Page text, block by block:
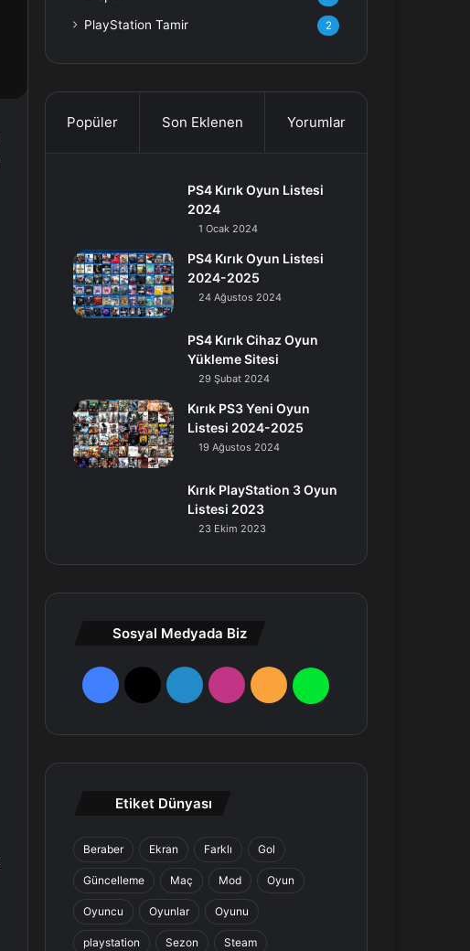
PlayStation Tamir 2
Popüler Son Eklenen Yorumlar
PS4 Kırık Oyun Listesi
2024
1 Ocak 2024
PS4 Kırık Oyun Listesi
2024-2025
24 Ağustos 2024
PS4 Kırık Cihaz Oyun
Yükleme Sitesi
29 Şubat 2024
Kırık PS3 Yeni Oyun
Listesi 2024-2025
19 Ağustos 2024
Kırık PlayStation 3 Oyun
Listesi 2023
23 Ekim 2023
Sosyal Medyada Biz
F
e
k
X
L
n
a
R
W
a
Etiket Dünyası
Beraber Ekran Farklı Gol
Güncelleme Maç Mod Oyun
Oyuncu Oyunlar Oyunu
playstation Sezon Steam